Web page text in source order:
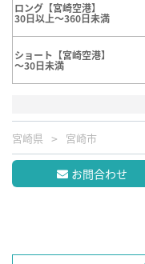
ロング【宮崎空港】
30日以上～360日未満
ショート【宮崎空港】
～30日未満
宮崎県 宮崎市
お問合わせ